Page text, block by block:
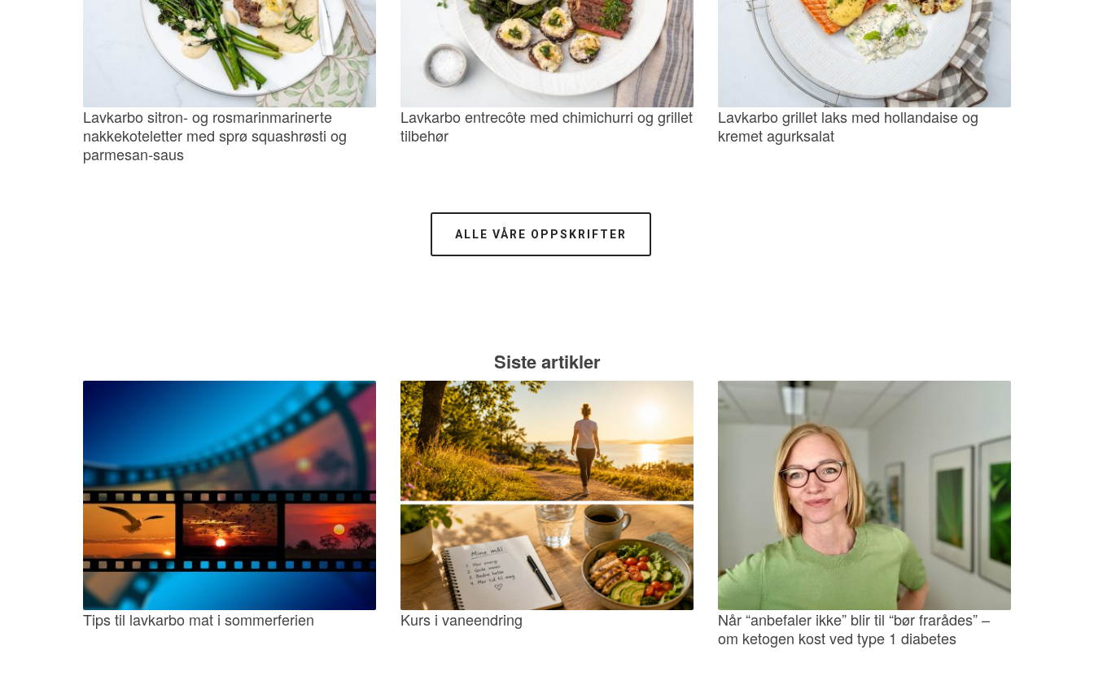
Lavkarbo sitron- og rosmarinmarinerte
nakkekoteletter med sprø squashrøsti og
parmesan-saus
Lavkarbo entrecôte med chimichurri og grillet
tilbehør
Lavkarbo grillet laks med hollandaise og
kremet agurksalat
ALLE VÅRE OPPSKRIFTER
Siste artikler
Tips til lavkarbo mat i sommerferien Kurs i vaneendring
Når “anbefaler ikke” blir til “bør frarådes” –
om ketogen kost ved type 1 diabetes